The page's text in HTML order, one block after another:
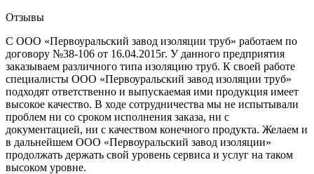
Отзывы
С ООО «Первоуральский завод изоляции труб» работаем по
договору №38-106 от 16.04.2015г. У данного предприятия
заказываем различного типа изоляцию труб. К своей работе
специалисты ООО «Первоуральский завод изоляции труб»
подходят ответственно и выпускаемая ими продукция имеет
высокое качество. В ходе сотрудничества мы не испытывали
проблем ни со сроком исполнения заказа, ни с
документацией, ни с качеством конечного продукта. Желаем и
в дальнейшем ООО «Первоуральский завод изоляции»
продолжать держать свой уровень сервиса и услуг на таком
высоком уровне.